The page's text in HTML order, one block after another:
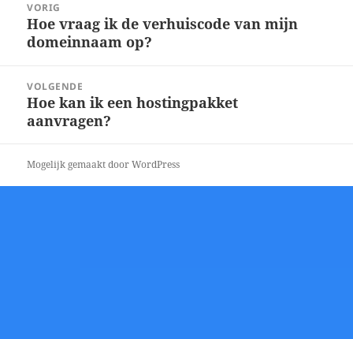
navigatie
VORIG
Vorig
bericht:
Hoe vraag ik de verhuiscode van mijn
domeinnaam op?
VOLGENDE
Volgend
bericht:
Hoe kan ik een hostingpakket
aanvragen?
Mogelijk gemaakt door WordPress